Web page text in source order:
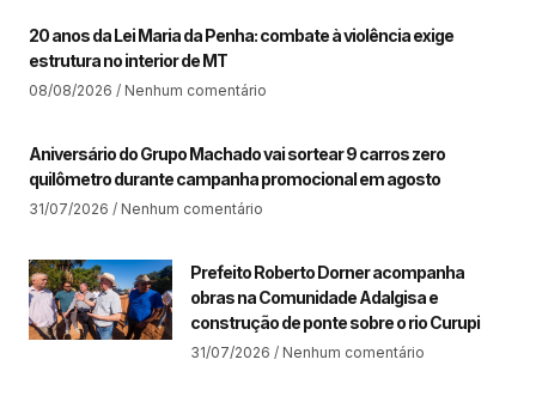
20 anos da Lei Maria da Penha: combate à violência exige
estrutura no interior de MT​
08/08/2026 Nenhum comentário
Aniversário do Grupo Machado vai sortear 9 carros zero
quilômetro durante campanha promocional em agosto
31/07/2026 Nenhum comentário
Prefeito Roberto Dorner acompanha
obras na Comunidade Adalgisa e
construção de ponte sobre o rio Curupi
31/07/2026 Nenhum comentário